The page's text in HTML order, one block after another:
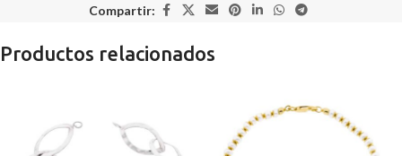
Compartir:
Productos relacionados